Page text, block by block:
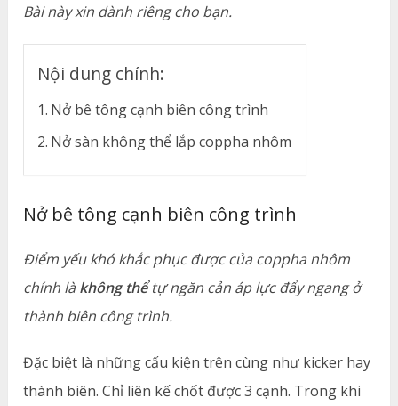
Bài này xin dành riêng cho bạn.
Nội dung chính:
Nở bê tông cạnh biên công trình
Nở sàn không thể lắp coppha nhôm
Nở bê tông cạnh biên công trình
Điểm yếu khó khắc phục được của coppha nhôm
chính là không thểtự ngăn cản áp lực đẩy ngang ở
thành biên công trình.
Đặc biệt là những cấu kiện trên cùng như kicker hay
thành biên. Chỉ liên kế chốt được 3 cạnh. Trong khi